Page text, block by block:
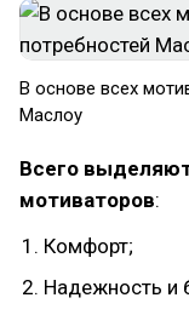
В основе всех
Маслоу
Всего
мотиваторов:
Комфорт;
Надежность и